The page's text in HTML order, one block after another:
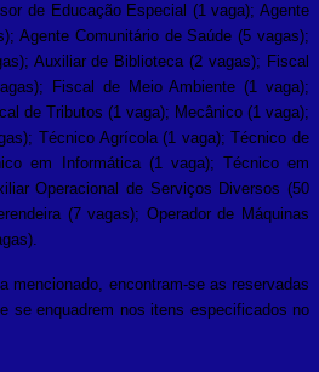
de Educação Especial (1 vaga); Agente
Agente Comunitário de Saúde (5 vagas);
Auxiliar de Biblioteca (2 vagas); Fiscal
Fiscal de Meio Ambiente (1 vaga);
de Tributos (1 vaga); Mecânico (1 vaga);
Técnico Agrícola (1 vaga); Técnico de
em Informática (1 vaga); Técnico em
Operacional de Serviços Diversos (50
(7 vagas); Operador de Máquinas
mencionado, encontram-se as reservadas
se enquadrem nos itens especificados no